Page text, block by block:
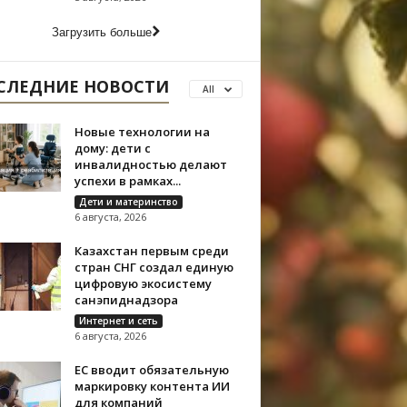
Загрузить больше
НОВОСТИ All
Новые технологии на
дому: дети с
инвалидностью делают
успехи в рамках...
Дети и материнство
6 августа, 2026
Казахстан первым среди
стран СНГ создал единую
цифровую экосистему
санэпиднадзора
Интернет и сеть
6 августа, 2026
ЕС вводит обязательную
маркировку контента ИИ
для компаний